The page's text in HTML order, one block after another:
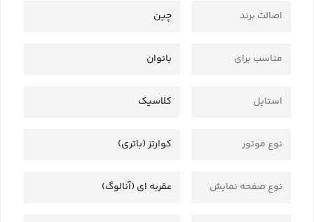
اصالت برند چین
مناسب برای بانوان
استایل کلاسیک
نوع موتور کوارتز (باتری)
نوع صفحه نمایش عقربه ای (آنالوگ)